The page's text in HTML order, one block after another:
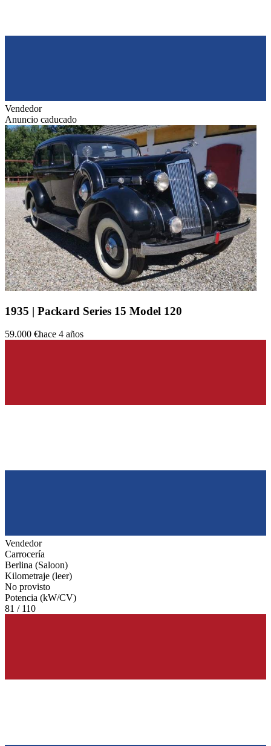
Vendedor
Anuncio caducado
1935 | Packard Series 15 Model 120
59.000 €hace 4 años
Vendedor
Carrocería
Berlina (Saloon)
Kilometraje (leer)
No provisto
Potencia (kW/CV)
81 / 110